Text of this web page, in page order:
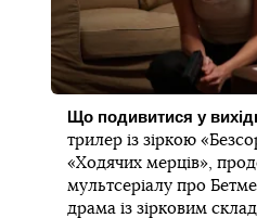
Що подивитися у
трилер із зіркою
«Ходячих мерців»,
мультсеріалу про
драма із зірковим